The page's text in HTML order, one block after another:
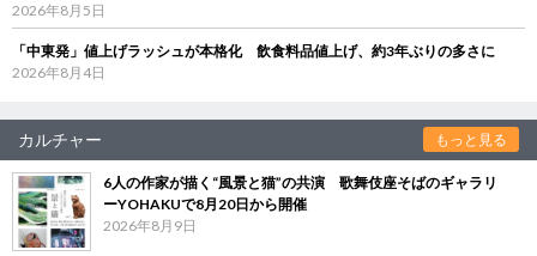
2026年8月5日
「中東発」値上げラッシュが本格化 飲食料品値上げ、約3年ぶりの多さに
2026年8月4日
カルチャー もっと見る
6人の作家が描く“風景と猫”の共演 歌舞伎座そばのギャラリ
ーYOHAKUで8月20日から開催
2026年8月9日